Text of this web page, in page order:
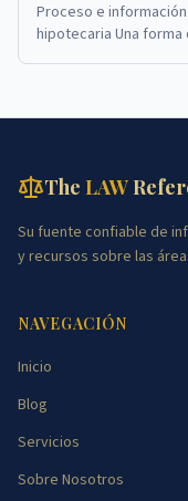
Proceso e
hipotecaria Una
The LAW
Su fuente confiable de
y recursos sobre las
NAVEGACIÓN
Inicio
Blog
Servicios
Sobre Nosotros